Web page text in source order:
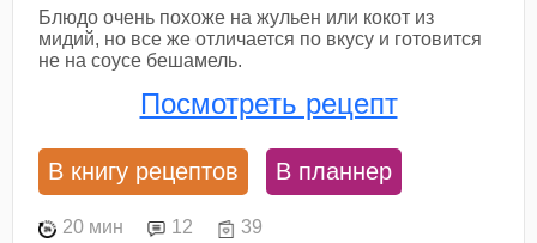
Блюдо очень похоже на жульен или кокот из
мидий, но все же отличается по вкусу и готовится
не на соусе бешамель.
Посмотреть рецепт
В книгу рецептов В планнер
20 мин 12 39